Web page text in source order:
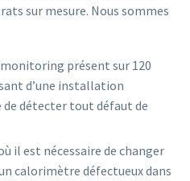
sur mesure. Nous sommes
présent sur 120
d’une installation
détecter tout défaut de
il est nécessaire de changer
calorimètre défectueux dans